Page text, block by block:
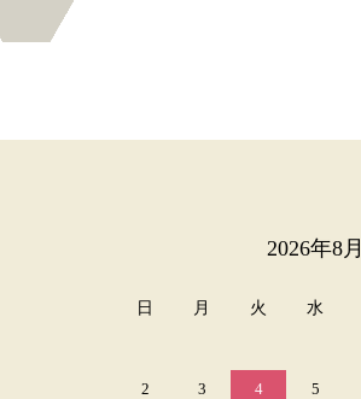
2026年8月
日 月 火 水
2 3 4 5